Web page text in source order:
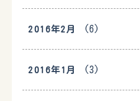
2016年2月 (6)
2016年1月 (3)